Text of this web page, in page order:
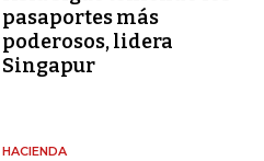
pasaportes más
poderosos, lidera
Singapur
HACIENDA